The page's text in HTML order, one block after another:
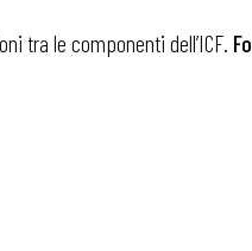
tra le componenti dell’ICF.